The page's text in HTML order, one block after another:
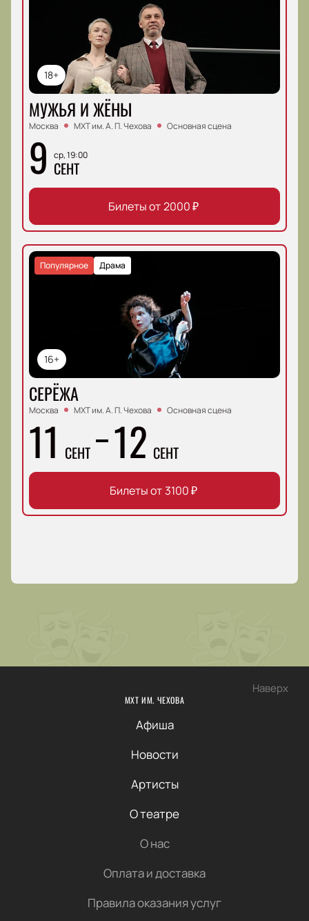
18+
МУЖЬЯ И ЖЁНЫ
Москва МХТ им. А. П. Чехова Основная сцена
9 ср, 19:00
СЕНТ
Билеты от 2000₽
16+
Драма
Популярное
СЕРЁЖА
Москва МХТ им. А. П. Чехова Основная сцена
11 СЕНТ 12 СЕНТ
Билеты от 3100₽
Наверх
МХТ ИМ. ЧЕХОВА
Афиша
Новости
Артисты
О театре
О нас
Оплата и доставка
Правила оказания услуг